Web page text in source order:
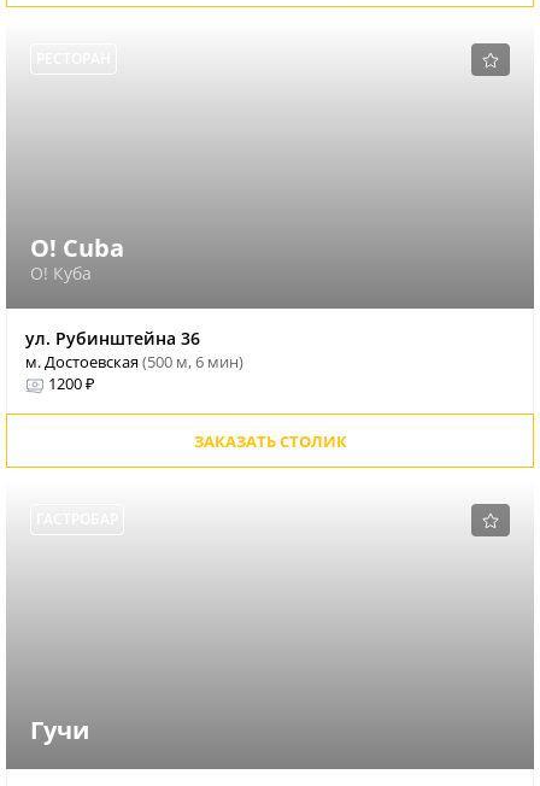
O! Cuba
O! Куба
ул. Рубинштейна 36
м. Достоевская(500 м, 6 мин)
1200 ₽
ЗАКАЗАТЬ СТОЛИК
Гучи